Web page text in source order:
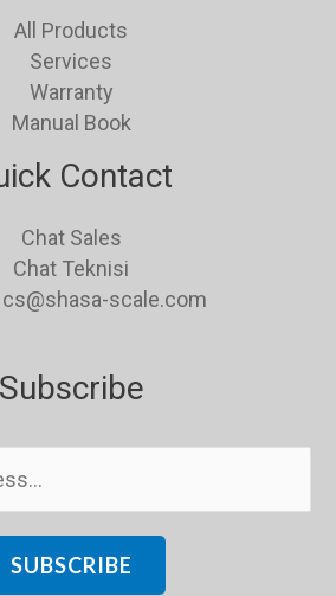
All Products
Services
Warranty
Manual Book
Contact
Chat Sales
Chat Teknisi
cs@shasa-scale.com
Subscribe
SUBSCRIBE